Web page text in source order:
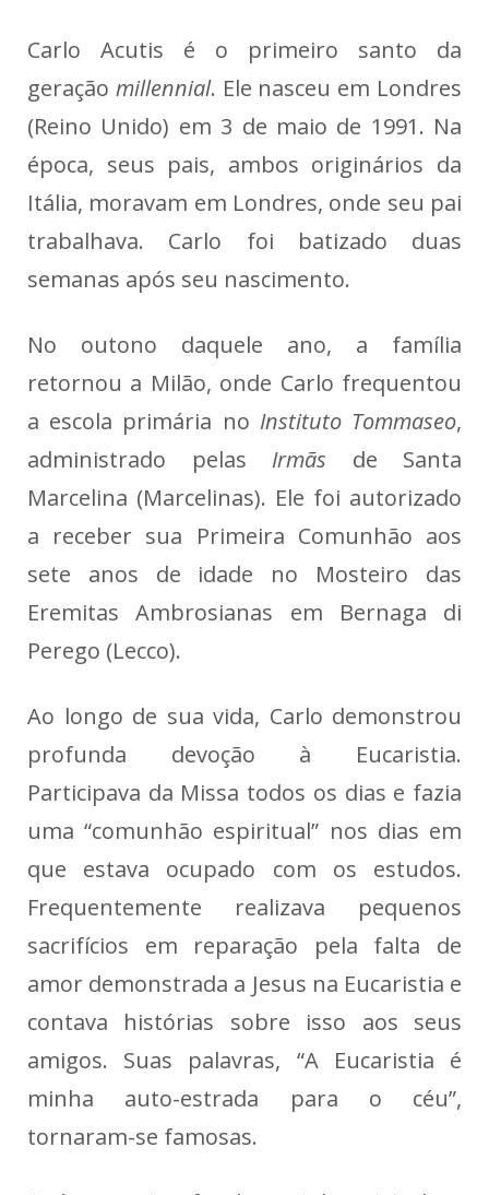
Carlo Acutis é o primeiro santo da
geração millennial. Ele nasceu em Londres
(Reino Unido) em 3 de maio de 1991. Na
época, seus pais, ambos originários da
Itália, moravam em Londres, onde seu pai
trabalhava. Carlo foi batizado duas
semanas após seu nascimento.
No outono daquele ano, a família
retornou a Milão, onde Carlo frequentou
a escola primária no Instituto Tommaseo,
administrado pelas Irmãs de Santa
Marcelina (Marcelinas). Ele foi autorizado
a receber sua Primeira Comunhão aos
sete anos de idade no Mosteiro das
Eremitas Ambrosianas em Bernaga di
Perego (Lecco).
Ao longo de sua vida, Carlo demonstrou
profunda devoção à Eucaristia.
Participava da Missa todos os dias e fazia
uma “comunhão espiritual” nos dias em
que estava ocupado com os estudos.
Frequentemente realizava pequenos
sacrifícios em reparação pela falta de
amor demonstrada a Jesus na Eucaristia e
contava histórias sobre isso aos seus
amigos. Suas palavras, “A Eucaristia é
minha auto-estrada para o céu”,
tornaram-se famosas.